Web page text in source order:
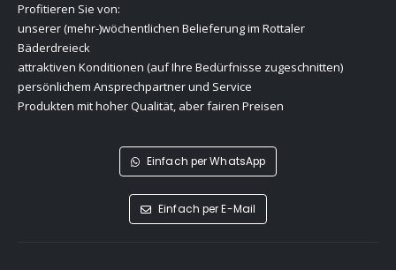
Profitieren Sie von:
unserer (mehr-)wöchentlichen Belieferung im Rottaler
Bäderdreieck
attraktiven Konditionen (auf Ihre Bedürfnisse zugeschnitten)
persönlichem Ansprechpartner und Service
Produkten mit hoher Qualität, aber fairen Preisen
Einfach per WhatsApp
Einfach per E-Mail